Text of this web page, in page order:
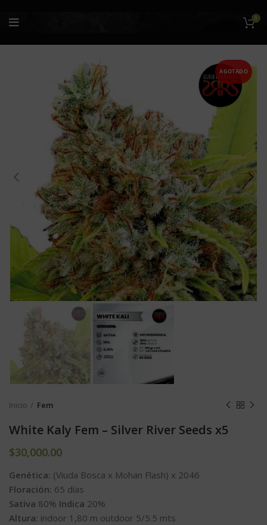
0
AGOTADO
Inicio Fem
White Kaly Fem – Silver River Seeds x5
$30,000.00
Genética: (Viuda Bosca x Mohan Flash) x 2046
Floración: 65 días
Sativa 80% Indica 20%
Altura: indoor 1,80 m outdoor 5/5.5 mts